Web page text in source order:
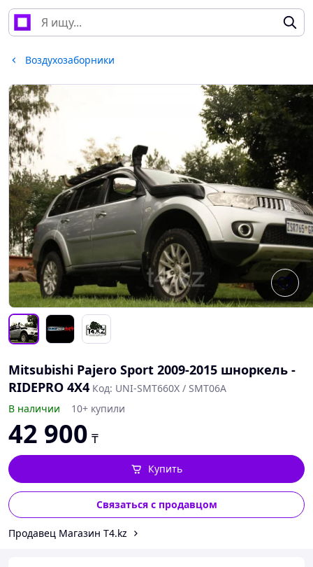
Воздухозаборники
Mitsubishi Pajero Sport 2009-2015 шноркель -
RIDEPRO 4X4 Код: UNI-SMT660X / SMT06A
В наличии
10+ купили
42 900 ₸
Купить
Связаться с продавцом
Продавец Магазин T4.kz